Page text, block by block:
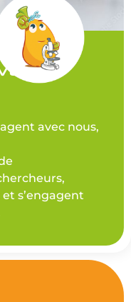
avec nous,
s’engagent